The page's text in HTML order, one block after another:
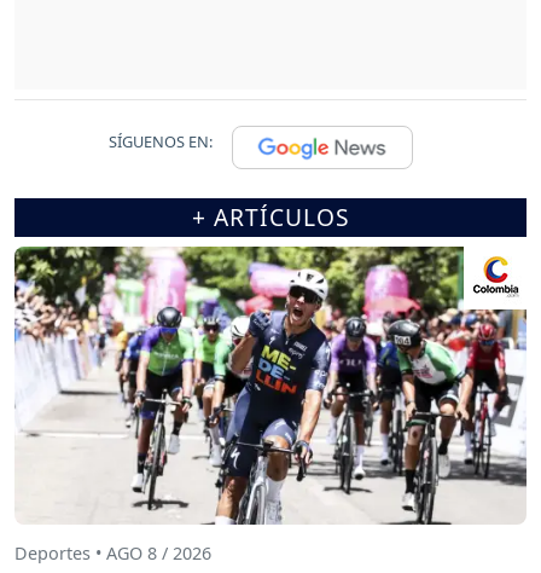
SÍGUENOS EN:
+ ARTÍCULOS
Deportes • AGO 8 / 2026